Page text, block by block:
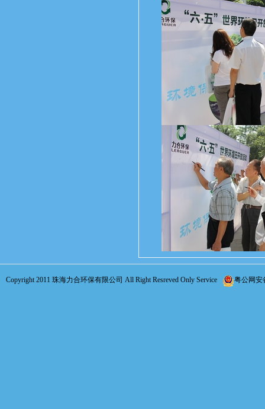
Copyright 2011 珠海力合环保有限公司 All Right Resreved Only Service 粤公网安